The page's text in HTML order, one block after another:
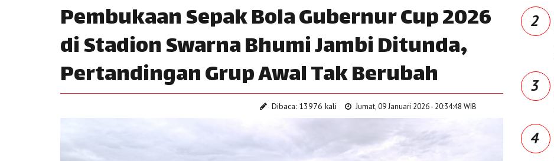
Pembukaan Sepak Bola Gubernur Cup 2026
di Stadion Swarna Bhumi Jambi Ditunda,
Pertandingan Grup Awal Tak Berubah
Dibaca: 13976 kali Jumat, 09 Januari 2026 - 20:34:48 WIB
2
3
4